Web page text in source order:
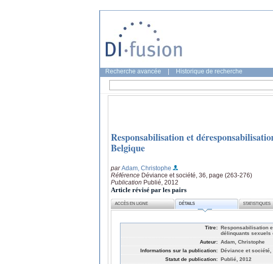
Recherche avancée Historique de recherche
Responsabilisation et
Belgique
parAdam, Christophe
Référence Déviance et société, 36, page (263-276)
Publication Publié, 2012
Article révisé par les pairs
ACCÈS EN LIGNE DÉTAILS STATISTIQUES
Titre: Responsabilisation
délinquants sexuels
Auteur: Adam, Christophe
Informations sur la publication: Déviance et société,
Statut de publication: Publié, 2012